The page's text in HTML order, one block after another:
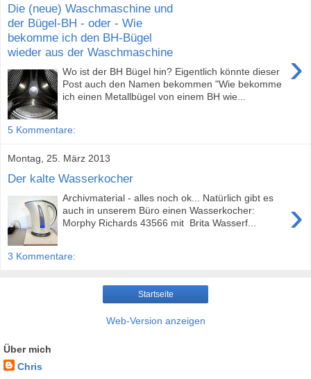
Die (neue) Waschmaschine und
der Bügel-BH - oder - Wie
bekomme ich den BH-Bügel
wieder aus der Waschmaschine
›
Wo ist der BH Bügel hin? Eigentlich könnte dieser
Post auch den Namen bekommen "Wie bekomme
ich einen Metallbügel von einem BH wie...
5 Kommentare:
Montag, 25. März 2013
Der kalte Wasserkocher
›
Archivmaterial - alles noch ok... Natürlich gibt es
auch in unserem Büro einen Wasserkocher:
Morphy Richards 43566 mit Brita Wasserf...
3 Kommentare:
Startseite
Web-Version anzeigen
Über mich
Chris